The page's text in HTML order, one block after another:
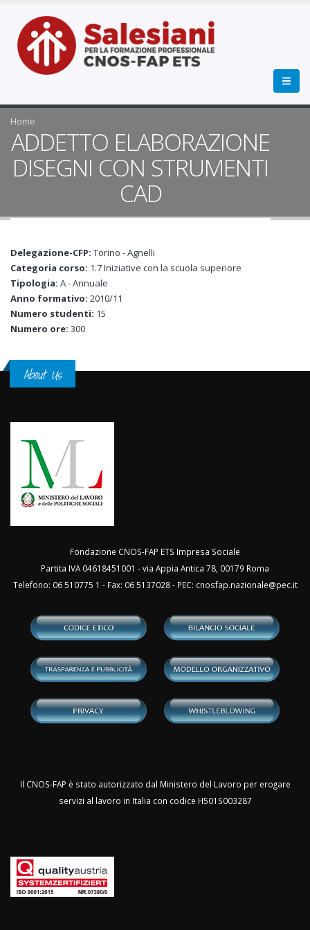
Home
ADDETTO ELABORAZIONE
DISEGNI CON STRUMENTI
CAD
Delegazione-CFP: Torino - Agnelli
Categoria corso: 1.7 Iniziative con la scuola superiore
Tipologia: A - Annuale
Anno formativo: 2010/11
Numero studenti: 15
Numero ore: 300
About Us
Fondazione CNOS-FAP ETS Impresa Sociale
Partita IVA 04618451001 - via Appia Antica 78, 00179 Roma
Telefono: 06 510775 1 - Fax: 06 5137028 - PEC: cnosfap.nazionale@pec.it
Il CNOS-FAP è stato autorizzato dal Ministero del Lavoro per erogare
servizi al lavoro in Italia con codice H501S003287